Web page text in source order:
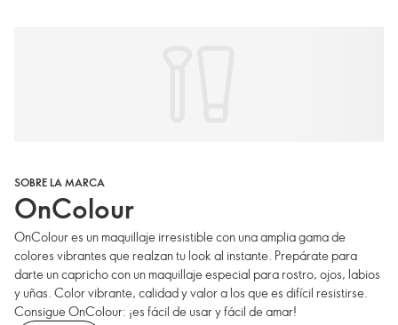
SOBRE LA MARCA
OnColour
OnColour es un maquillaje irresistible con una amplia gama de
colores vibrantes que realzan tu look al instante. Prepárate para
darte un capricho con un maquillaje especial para rostro, ojos, labios
y uñas. Color vibrante, calidad y valor a los que es difícil resistirse.
Consigue OnColour: ¡es fácil de usar y fácil de amar!